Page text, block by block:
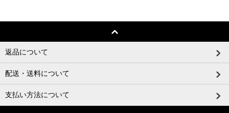
返品について
配送・送料について
支払い方法について